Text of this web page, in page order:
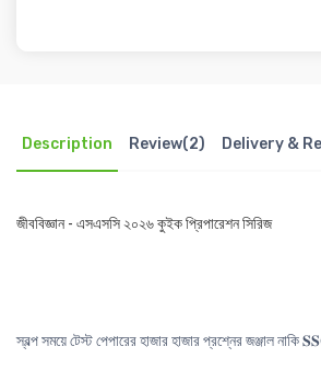
Description Review(2) Delivery &
জীববিজ্ঞান - এসএসসি ২০২৬ কুইক প্রিপারেশন সিরিজ
স্বল্প সময়ে টেস্ট পেপারের হাজার হাজার প্রশ্নের জঞ্জাল